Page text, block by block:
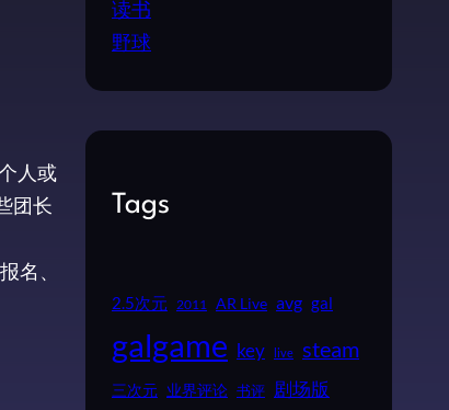
人或
团长
名、
读书
野球
Tags
2.5次元 2011 AR Live avg gal
galgame key live steam
三次元 业界评论 书评 剧场版